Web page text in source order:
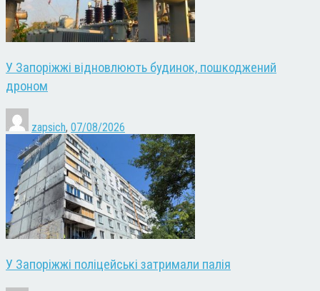
У Запоріжжі відновлюють будинок, пошкоджений
дроном
zapsich, 07/08/2026
У Запоріжжі поліцейські затримали палія